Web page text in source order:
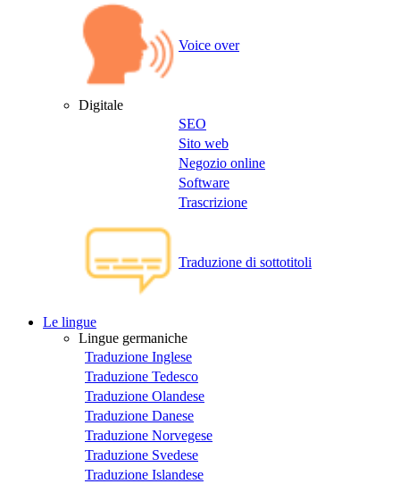
Voice over
Digitale
SEO
Sito web
Negozio online
Software
Trascrizione
Traduzione di sottotitoli
Le lingue
Lingue germaniche
Traduzione Inglese
Traduzione Tedesco
Traduzione Olandese
Traduzione Danese
Traduzione Norvegese
Traduzione Svedese
Traduzione Islandese